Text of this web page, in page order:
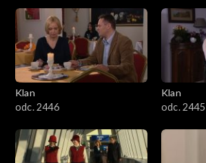
Klan
odc. 2446
Klan
odc. 2445